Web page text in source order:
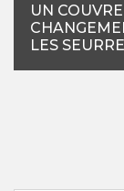
UN
LES SEURRE